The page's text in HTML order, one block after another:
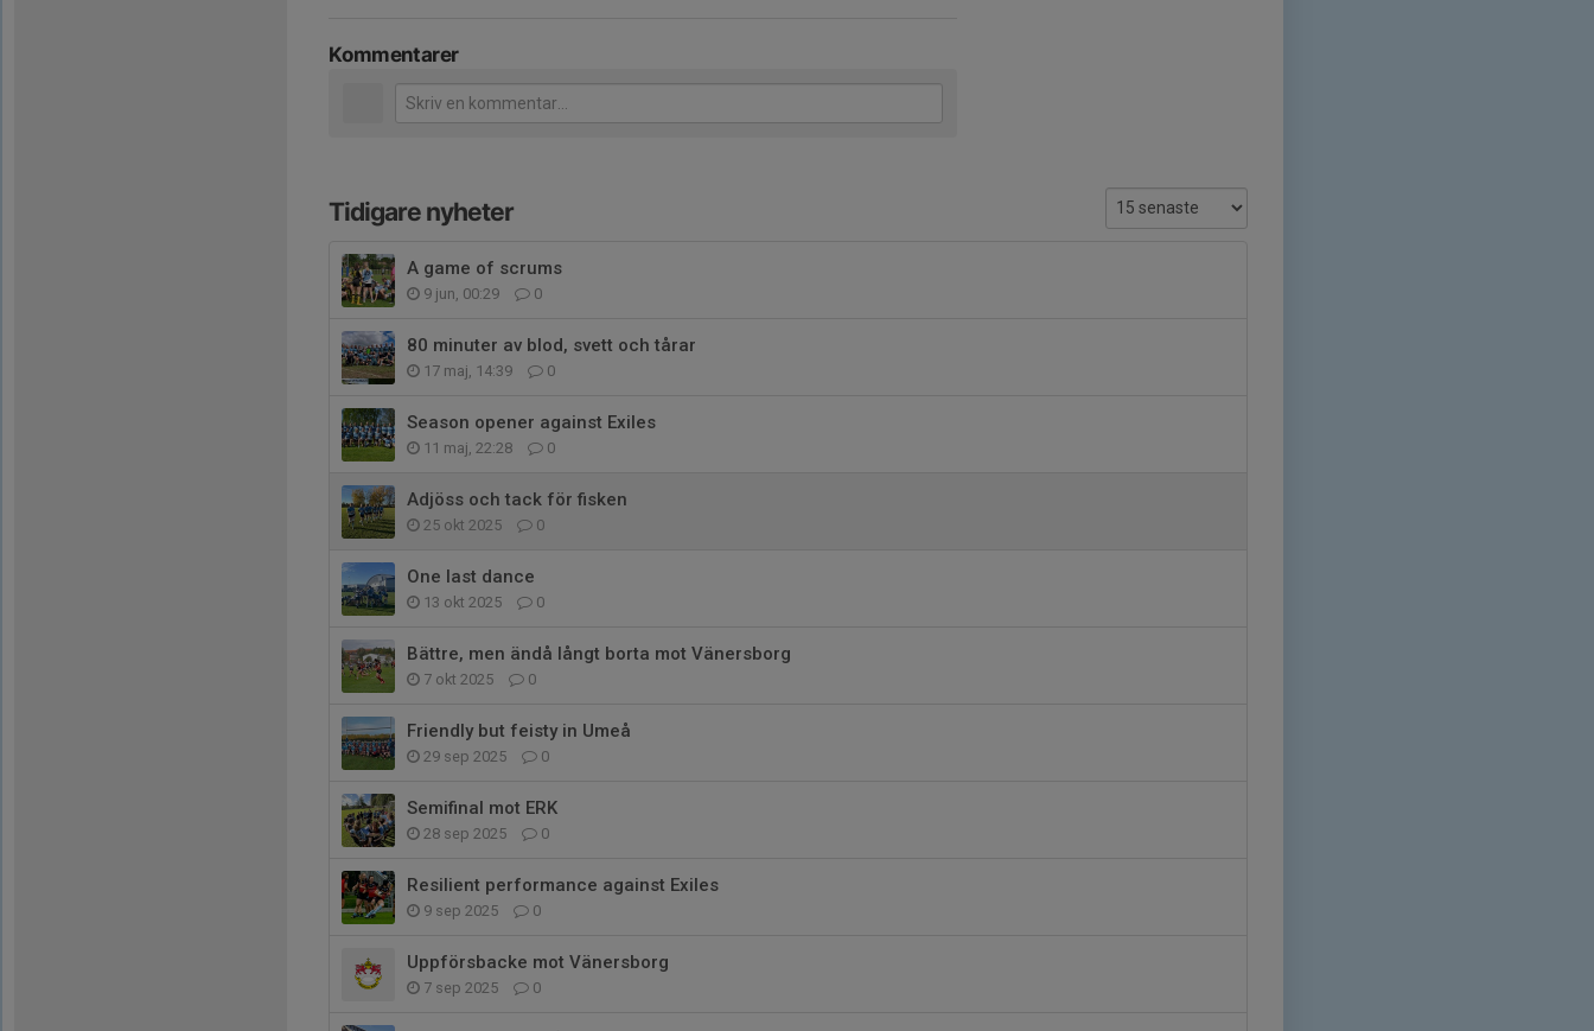
Kommentarer
Tidigare nyheter
A game of scrums
9 jun, 00:29 0
80 minuter av blod, svett och tårar
17 maj, 14:39 0
Season opener against Exiles
11 maj, 22:28 0
Adjöss och tack för fisken
25 okt 2025 0
One last dance
13 okt 2025 0
Bättre, men ändå långt borta mot Vänersborg
7 okt 2025 0
Friendly but feisty in Umeå
29 sep 2025 0
Semifinal mot ERK
28 sep 2025 0
Resilient performance against Exiles
9 sep 2025 0
Uppförsbacke mot Vänersborg
7 sep 2025 0